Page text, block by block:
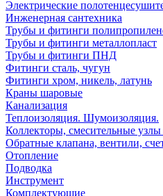
Электрические
Инженерная сантехника
Трубы и фитинги
Трубы и фитинги металлопласт
Трубы и фитинги ПНД
Фитинги сталь, чугун
Фитинги хром, никель, латунь
Краны шаровые
Канализация
Теплоизоляция. Шумоизоляция.
Коллекторы, смесительные
Обратные клапана, вентили,
Отопление
Подводка
Инструмент
Комплектующие